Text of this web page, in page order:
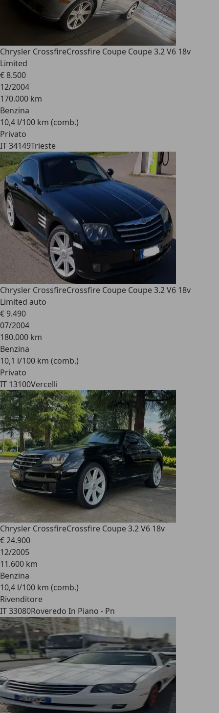
Chrysler CrossfireCrossfire Coupe Coupe 3.2 V6 18v
Limited
€ 8.500
12/2004
170.000 km
Benzina
10,4 l/100 km (comb.)
Privato
IT 34149Trieste
Chrysler CrossfireCrossfire Coupe Coupe 3.2 V6 18v
Limited auto
€ 9.490
07/2004
180.000 km
Benzina
10,1 l/100 km (comb.)
Privato
IT 13100Vercelli
Chrysler CrossfireCrossfire Coupe 3.2 V6 18v
€ 24.900
12/2005
11.600 km
Benzina
10,4 l/100 km (comb.)
Rivenditore
IT 33080Roveredo In Piano - Pn